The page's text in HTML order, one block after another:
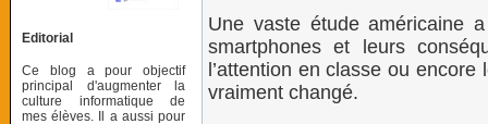
Editorial
Ce blog a pour objectif
principal d'augmenter la
culture informatique de
mes élèves. Il a aussi pour
Une vaste étude américaine
smartphones et leurs
l’attention en classe ou
vraiment changé.